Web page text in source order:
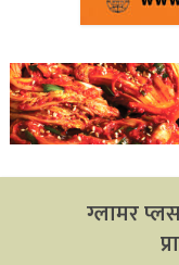
ग्लामर